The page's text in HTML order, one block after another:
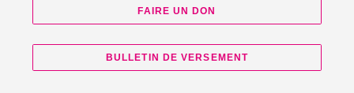
FAIRE UN DON
BULLETIN DE VERSEMENT